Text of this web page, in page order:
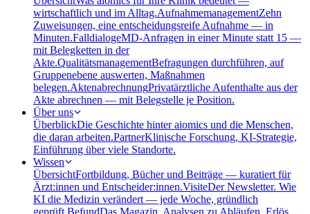
wirtschaftlich und im Alltag.AufnahmemanagementZehn
Zuweisungen, eine entscheidungsreife Aufnahme — in
Minuten.FalldialogeMD-Anfragen in einer Minute statt 15 —
mit Belegketten in der
Akte.QualitätsmanagementBefragungen durchführen, auf
Gruppenebene auswerten, Maßnahmen
belegen.AktenabrechnungPrivatärztliche Aufenthalte aus der
Akte abrechnen — mit Belegstelle je Position.
Über uns
ÜberblickDie Geschichte hinter aiomics und die Menschen,
die daran arbeiten.PartnerKlinische Forschung, KI-Strategie,
Einführung über viele Standorte.
Wissen
ÜbersichtFortbildung, Bücher und Beiträge — kuratiert für
Ärzt:innen und Entscheider:innen.VisiteDer Newsletter. Wie
KI die Medizin verändert — jede Woche, gründlich
geprüft.BefundDas Magazin. Analysen zu Abläufen, Erlös